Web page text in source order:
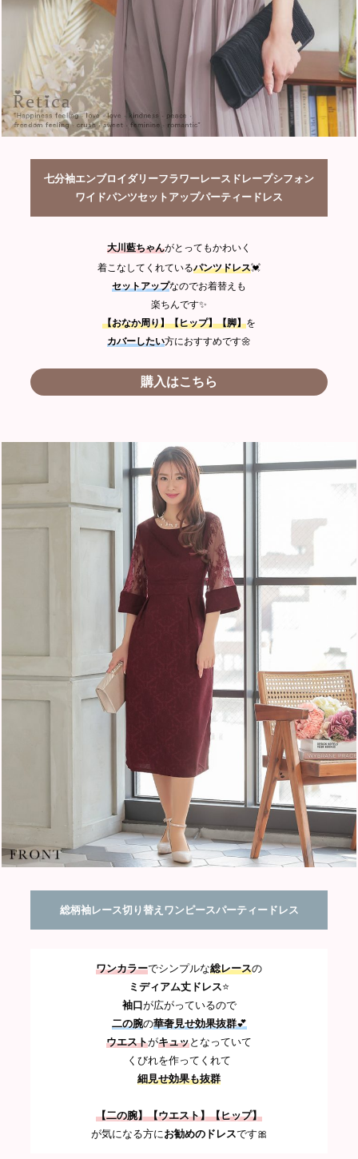
七分袖エンブロイダリーフラワーレースドレープシフォン
ワイドパンツセットアップパーティードレス
大川藍ちゃんがとってもかわいく
着こなしてくれているパンツドレス💓
セットアップなのでお着替えも
楽ちんです✨
【おなか周り】【ヒップ】【脚】を
カバーしたい方におすすめです🌼
購入はこちら
総柄袖レース切り替えワンピースパーティードレス
ワンカラーでシンプルな総レースの
ミディアム丈ドレス⭐
袖口が広がっているので
二の腕の華奢見せ効果抜群💕
ウエストがキュッとなっていて
くびれを作ってくれて
細見せ効果も抜群
【二の腕】【ウエスト】【ヒップ】
が気になる方にお勧めのドレスです🎀